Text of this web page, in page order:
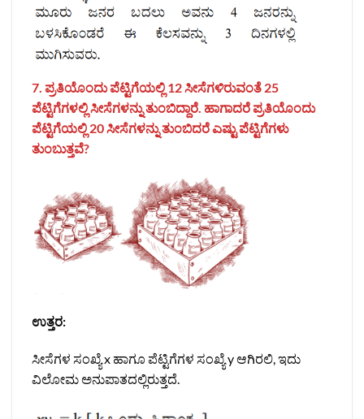
7. ಪ್ರತಿಯೊಂದು ಪೆಟ್ಟಿಗೆಯಲ್ಲಿ 12 ಸೀಸೆಗಳಿರುವಂತೆ 25
ಪೆಟ್ಟಿಗೆಗಳಲ್ಲಿ ಸೀಸೆಗಳನ್ನು ತುಂಬಿದ್ದಾರೆ. ಹಾಗಾದರೆ ಪ್ರತಿಯೊಂದು
ಪೆಟ್ಟಿಗೆಯಲ್ಲಿ 20 ಸೀಸೆಗಳನ್ನು ತುಂಬಿದರೆ ಎಷ್ಟು ಪೆಟ್ಟಿಗೆಗಳು
ತುಂಬುತ್ತವೆ?
ಉತ್ತರ:
ಸೀಸೆಗಳ ಸಂಖ್ಯೆ x ಹಾಗೂ ಪೆಟ್ಟಿಗೆಗಳ ಸಂಖ್ಯೆ y ಆಗಿರಲಿ, ಇದು
ವಿಲೋಮ ಅನುಪಾತದಲ್ಲಿರುತ್ತದೆ.